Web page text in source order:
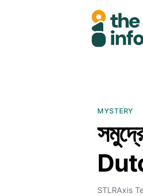
MYSTERY
STLRAxis